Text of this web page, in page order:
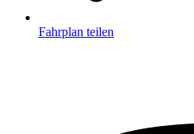
Fahrplan teilen